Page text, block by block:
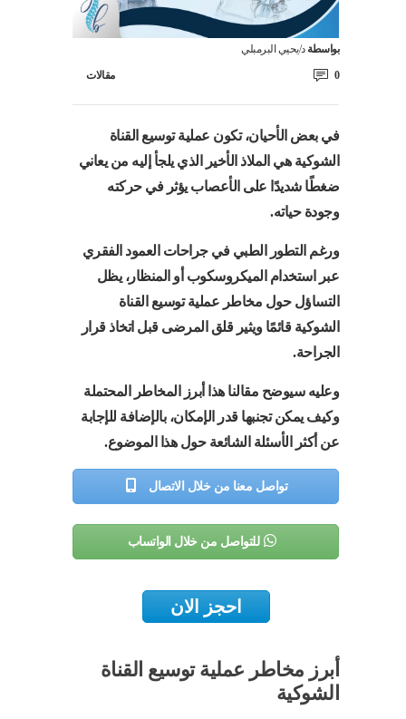
بواسطةد/يحيي البرمبلي
مقالات 0
في بعض الأحيان، تكون عملية توسيع القناة
الشوكية هي الملاذ الأخير الذي يلجأ إليه من يعاني
ضغطًا شديدًا على الأعصاب يؤثر في حركته
وجودة حياته.
ورغم التطور الطبي في جراحات العمود الفقري
عبر استخدام الميكروسكوب أو المنظار، يظل
التساؤل حول مخاطر عملية توسيع القناة
الشوكية قائمًا ويثير قلق المرضى قبل اتخاذ قرار
الجراحة.
وعليه سيوضح مقالنا هذا أبرز المخاطر المحتملة
وكيف يمكن تجنبها قدر الإمكان، بالإضافة للإجابة
عن أكثر الأسئلة الشائعة حول هذا الموضوع.
تواصل معنا من خلال الاتصال
للتواصل من خلال الواتساب
احجز الان
أبرز مخاطر عملية توسيع القناة
الشوكية